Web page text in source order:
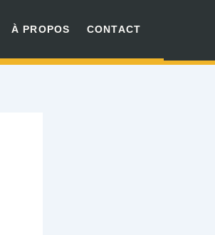
À PROPOS CONTACT